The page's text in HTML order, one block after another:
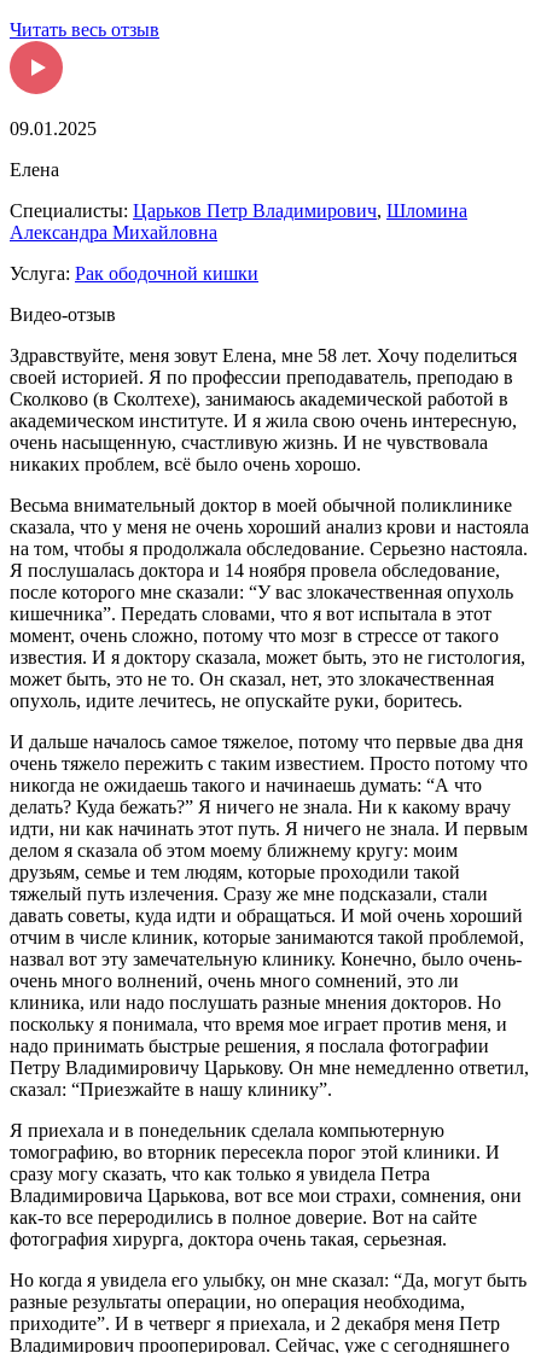
Читать весь отзыв
09.01.2025
Елена
Специалисты: Царьков Петр Владимирович, Шломина
Александра Михайловна
Услуга: Рак ободочной кишки
Видео-отзыв
Здравствуйте, меня зовут Елена, мне 58 лет. Хочу поделиться
своей историей. Я по профессии преподаватель, преподаю в
Сколково (в Сколтехе), занимаюсь академической работой в
академическом институте. И я жила свою очень интересную,
очень насыщенную, счастливую жизнь. И не чувствовала
никаких проблем, всё было очень хорошо.
Весьма внимательный доктор в моей обычной поликлинике
сказала, что у меня не очень хороший анализ крови и настояла
на том, чтобы я продолжала обследование. Серьезно настояла.
Я послушалась доктора и 14 ноября провела обследование,
после которого мне сказали: “У вас злокачественная опухоль
кишечника”. Передать словами, что я вот испытала в этот
момент, очень сложно, потому что мозг в стрессе от такого
известия. И я доктору сказала, может быть, это не гистология,
может быть, это не то. Он сказал, нет, это злокачественная
опухоль, идите лечитесь, не опускайте руки, боритесь.
И дальше началось самое тяжелое, потому что первые два дня
очень тяжело пережить с таким известием. Просто потому что
никогда не ожидаешь такого и начинаешь думать: “А что
делать? Куда бежать?” Я ничего не знала. Ни к какому врачу
идти, ни как начинать этот путь. Я ничего не знала. И первым
делом я сказала об этом моему ближнему кругу: моим
друзьям, семье и тем людям, которые проходили такой
тяжелый путь излечения. Сразу же мне подсказали, стали
давать советы, куда идти и обращаться. И мой очень хороший
отчим в числе клиник, которые занимаются такой проблемой,
назвал вот эту замечательную клинику. Конечно, было очень-
очень много волнений, очень много сомнений, это ли
клиника, или надо послушать разные мнения докторов. Но
поскольку я понимала, что время мое играет против меня, и
надо принимать быстрые решения, я послала фотографии
Петру Владимировичу Царькову. Он мне немедленно ответил,
сказал: “Приезжайте в нашу клинику”.
Я приехала и в понедельник сделала компьютерную
томографию, во вторник пересекла порог этой клиники. И
сразу могу сказать, что как только я увидела Петра
Владимировича Царькова, вот все мои страхи, сомнения, они
как-то все переродились в полное доверие. Вот на сайте
фотография хирурга, доктора очень такая, серьезная.
Но когда я увидела его улыбку, он мне сказал: “Да, могут быть
разные результаты операции, но операция необходима,
приходите”. И в четверг я приехала, и 2 декабря меня Петр
Владимирович прооперировал. Сейчас, уже с сегодняшнего